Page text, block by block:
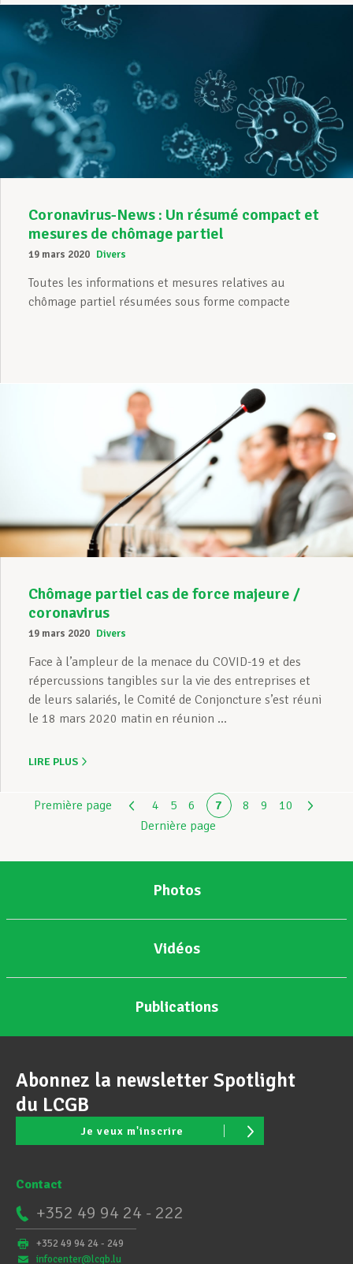
Coronavirus-News : Un résumé compact et
mesures de chômage partiel
19 mars 2020 Divers
Toutes les informations et mesures relatives au
chômage partiel résumées sous forme compacte
Chômage partiel cas de force majeure /
coronavirus
19 mars 2020 Divers
Face à l’ampleur de la menace du COVID-19 et des
répercussions tangibles sur la vie des entreprises et
de leurs salariés, le Comité de Conjoncture s’est réuni
le 18 mars 2020 matin en réunion ...
LIRE PLUS
Première page 4 5 6 7 8 9
10
Dernière page
Photos
Vidéos
Publications
Abonnez la newsletter Spotlight
du LCGB
Je veux m'inscrire
Contact
+352 49 94 24 - 222
+352 49 94 24 - 249
infocenter@lcgb.lu